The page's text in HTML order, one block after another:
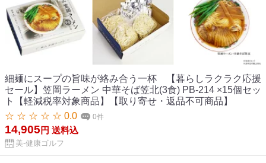
細麺にスープの旨味が絡み合う一杯 【暮らしラクラク応援
セール】笠岡ラーメン 中華そば笠北(3食) PB-214 ×15個セッ
ト【軽減税率対象商品】【取り寄せ・返品不可商品】
☆ ☆ ☆ ☆ ☆ 0.0
0件
14,905 円 送料込
美-健康ゴルフ